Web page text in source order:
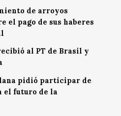
de arroyos
el pago de sus haberes
al PT de Brasil y
pidió participar de
el futuro de la